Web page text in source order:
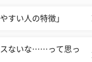
すい人の特徴」
スないな……って思っ